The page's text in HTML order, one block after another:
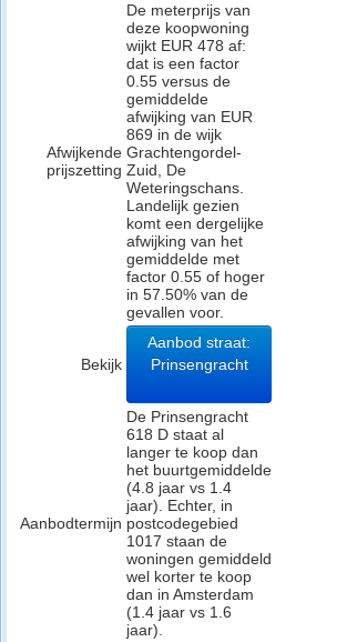
Afwijkende
prijszetting
De meterprijs van
deze koopwoning
wijkt EUR 478 af:
dat is een factor
0.55 versus de
gemiddelde
afwijking van EUR
869 in de wijk
Grachtengordel-
Zuid, De
Weteringschans.
Landelijk gezien
komt een dergelijke
afwijking van het
gemiddelde met
factor 0.55 of hoger
in 57.50% van de
gevallen voor.
Bekijk
Aanbod straat:
Prinsengracht
Aanbodtermijn
De Prinsengracht
618 D staat al
langer te koop dan
het buurtgemiddelde
(4.8 jaar vs 1.4
jaar). Echter, in
postcodegebied
1017 staan de
woningen gemiddeld
wel korter te koop
dan in Amsterdam
(1.4 jaar vs 1.6
jaar).